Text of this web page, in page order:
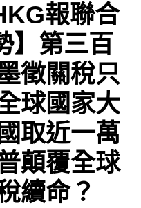
報聯合
】第三百
徵關稅只
球國家大
取近一萬
顛覆全球
續命？